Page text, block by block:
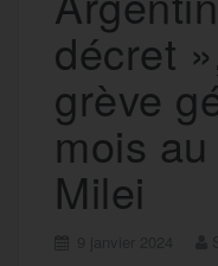
décret
grève
mois
Milei